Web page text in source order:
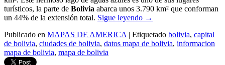
turísticos, la parte de Bolivia abarca unos 3.790 km² que conforman
un 44% de la extensión total. Sigue leyendo →
Publicado en MAPAS DE AMERICA | Etiquetado bolivia, capital
de bolivia, ciudades de bolivia, datos mapa de bolivia, informacion
mapa de bolivia, mapa de bolivia